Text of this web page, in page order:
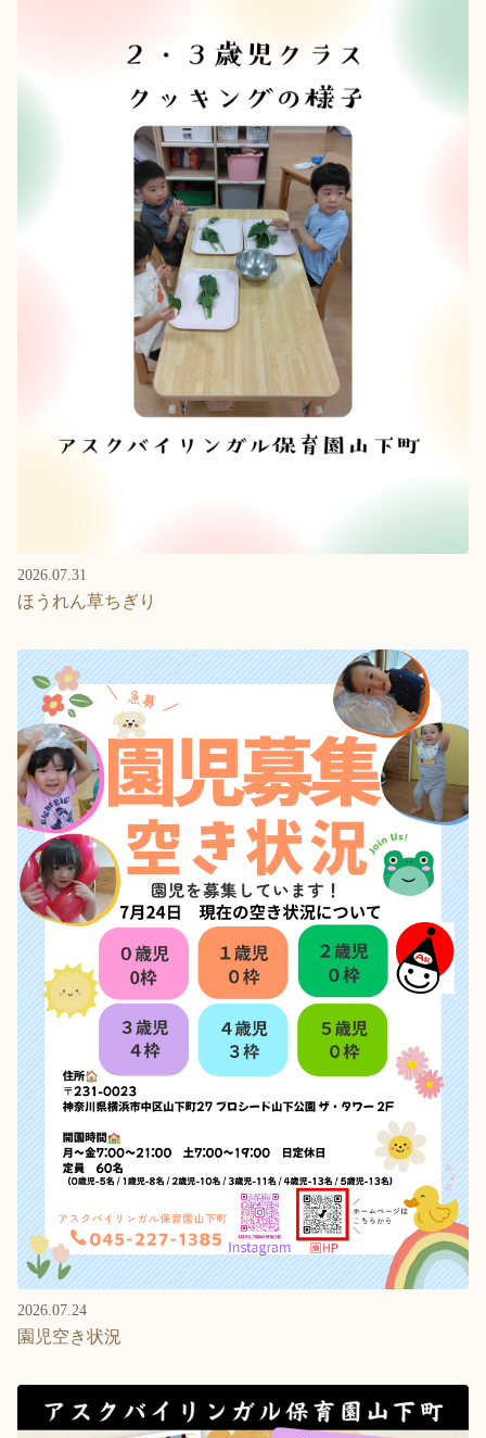
2026.07.31
ほうれん草ちぎり
2026.07.24
園児空き状況